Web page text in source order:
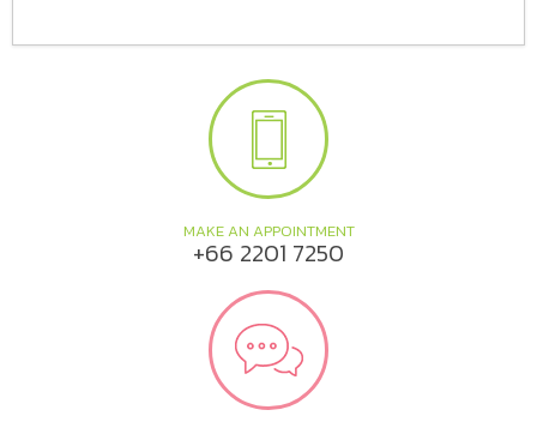
MAKE AN APPOINTMENT
+66 2201 7250